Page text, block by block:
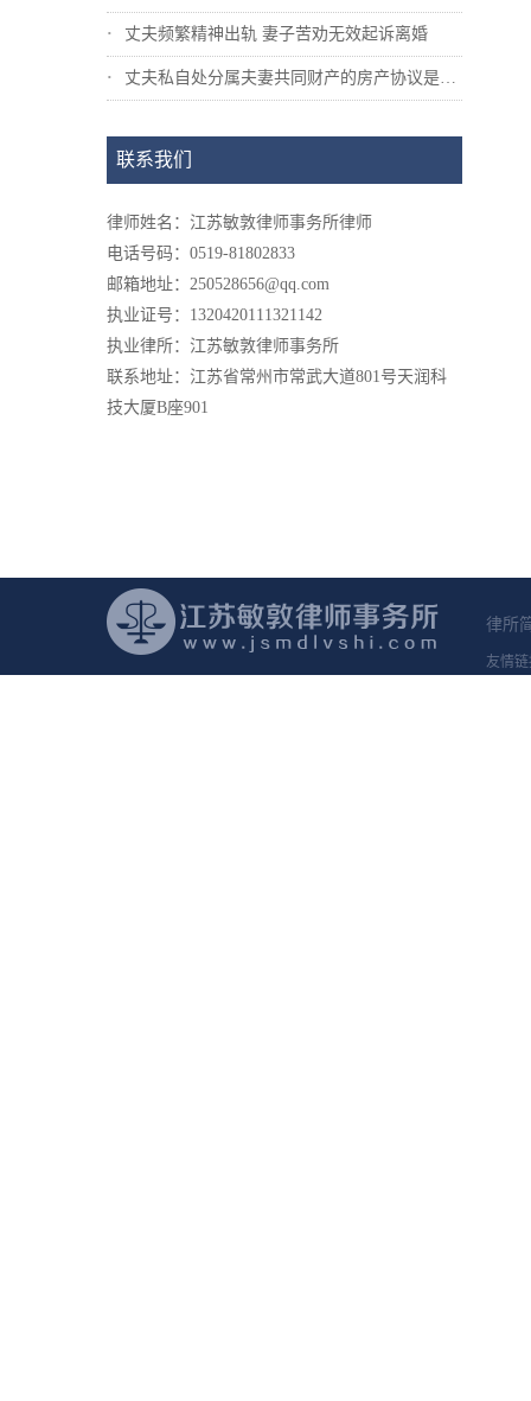
丈夫频繁精神出轨 妻子苦劝无效起诉离婚
丈夫私自处分属夫妻共同财产的房产协议是否...
联系我们
律师姓名：江苏敏敦律师事务所律师
电话号码：0519-81802833
邮箱地址：250528656@qq.com
执业证号：1320420111321142
执业律所：江苏敏敦律师事务所
联系地址：江苏省常州市常武大道801号天润科
技大厦B座901
律所
友情